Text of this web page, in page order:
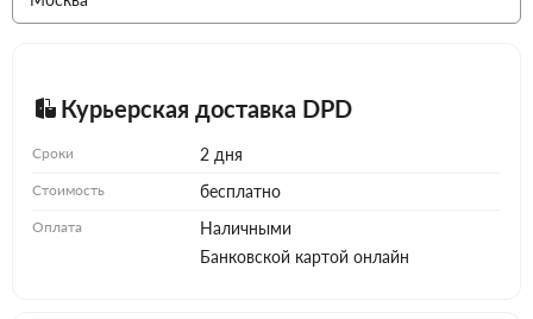
Курьерская доставка DPD
Сроки 2 дня
Стоимость бесплатно
Оплата
Наличными
Банковской картой онлайн